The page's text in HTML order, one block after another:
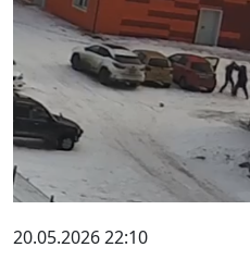
20.05.2026 22:10